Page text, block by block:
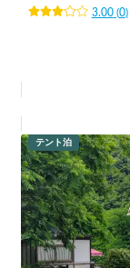
3.00(0)
テント泊